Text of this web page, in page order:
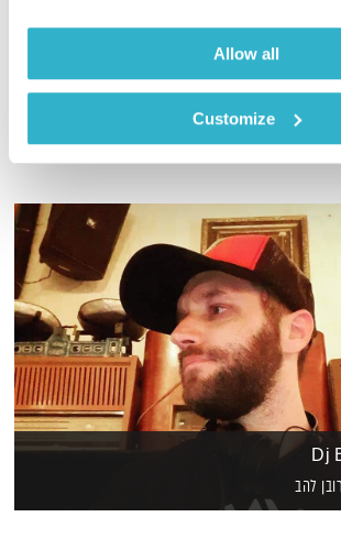
Allow all
Customize
רובן להב